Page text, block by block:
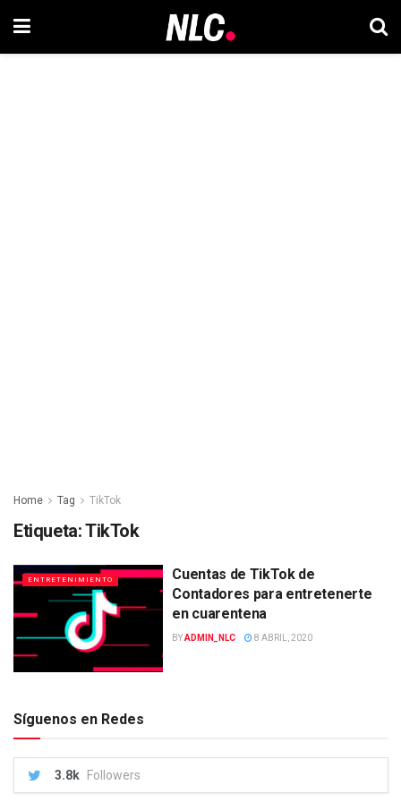
Home Tag TikTok
Etiqueta:TikTok
ENTRETENIMIENTO
Cuentas de TikTok de
Contadores para entretenerte
en cuarentena
BYADMIN_NLC 8 ABRIL, 2020
Síguenos en Redes
3.8k Followers